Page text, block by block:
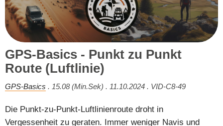
GPS-Basics - Punkt zu Punkt
Route (Luftlinie)
GPS-Basics . 15.08 (Min.Sek) . 11.10.2024 . VID-C8-49
Die Punkt-zu-Punkt-Luftlinienroute droht in
Vergessenheit zu geraten. Immer weniger Navis und